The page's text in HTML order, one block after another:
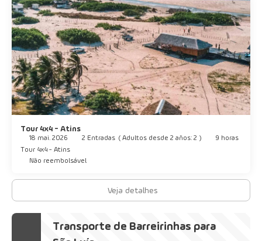
Tour 4x4 - Atins
18 mai. 2026 2 Entradas ( Adultos desde 2 años: 2 )
9 horas
Tour 4x4 - Atins
Não reembolsável
Veja detalhes
Transporte de Barreirinhas para